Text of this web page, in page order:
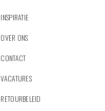
INSPIRATIE
OVER ONS
CONTACT
VACATURES
RETOURBELEID